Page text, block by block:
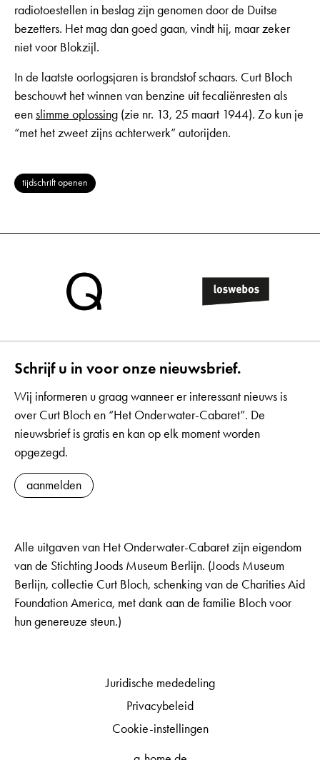
radiotoestellen in beslag zijn genomen door de Duitse
bezetters. Het mag dan goed gaan, vindt hij, maar zeker
niet voor Blokzijl.
In de laatste oorlogsjaren is brandstof schaars. Curt Bloch
beschouwt het winnen van benzine uit fecaliënresten als
eenslimme oplossing (zie nr. 13, 25 maart 1944). Zo kun je
“met het zweet zijns achterwerk” autorijden.
tijdschrift openen
Schrijf u in voor onze nieuwsbrief.
Wij informeren u graag wanneer er interessant nieuws is
over Curt Bloch en “Het Onderwater-Cabaret”. De
nieuwsbrief is gratis en kan op elk moment worden
opgezegd.
aanmelden
Alle uitgaven van Het Onderwater-Cabaret zijn eigendom
van de Stichting Joods Museum Berlijn. (Joods Museum
Berlijn, collectie Curt Bloch, schenking van de Charities Aid
Foundation America, met dank aan de familie Bloch voor
hun genereuze steun.)
Juridische mededeling
Privacybeleid
Cookie-instellingen